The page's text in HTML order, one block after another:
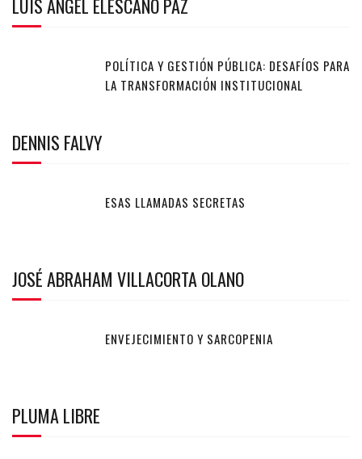
LUIS ANGEL ELESCANO PAZ
POLÍTICA Y GESTIÓN PÚBLICA: DESAFÍOS PARA
LA TRANSFORMACIÓN INSTITUCIONAL
DENNIS FALVY
ESAS LLAMADAS SECRETAS
JOSÉ ABRAHAM VILLACORTA OLANO
ENVEJECIMIENTO Y SARCOPENIA
PLUMA LIBRE